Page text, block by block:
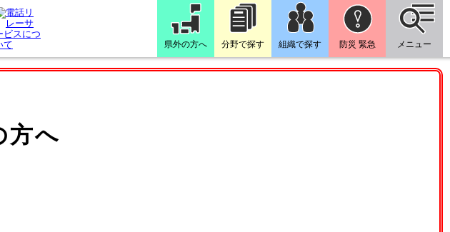
県外の方へ 分野で探す 組織で探す 防災 緊急 メニュー
方へ